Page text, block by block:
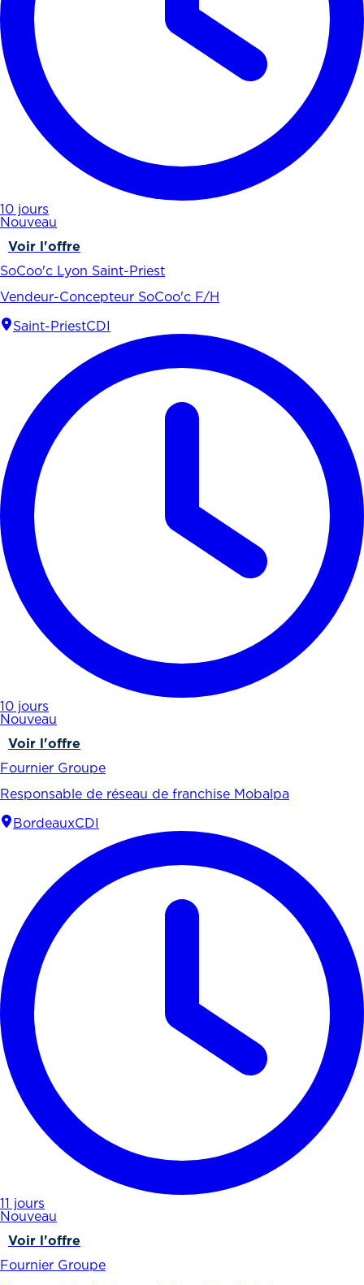
10 jours
Nouveau
Voir l'offre
SoCoo'c Lyon Saint-Priest
Vendeur-Concepteur SoCoo'c F/H
Saint-PriestCDI
10 jours
Nouveau
Voir l'offre
Fournier Groupe
Responsable de réseau de franchise Mobalpa
BordeauxCDI
11 jours
Nouveau
Voir l'offre
Fournier Groupe